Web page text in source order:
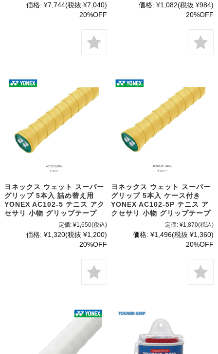
価格: ¥7,744(税抜 ¥7,040)
20%OFF
価格: ¥1,082(税抜 ¥984)
20%OFF
ヨネックス ウェット スーパー
グリップ 5本入 詰め替え用
YONEX AC102-5 テニス アク
セサリ 小物 グリップテープ
定価: ¥1,650(税込)
価格: ¥1,320(税抜 ¥1,200)
20%OFF
ヨネックス ウェット スーパー
グリップ 5本入 ケース付き
YONEX AC102-5P テニス ア
クセサリ 小物 グリップテープ
定価: ¥1,870(税込)
価格: ¥1,496(税抜 ¥1,360)
20%OFF